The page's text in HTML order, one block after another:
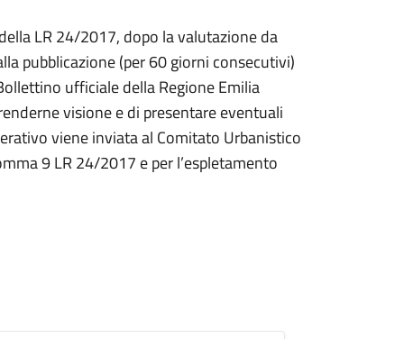
LR 24/2017, dopo la valutazione da
pubblicazione (per 60 giorni consecutivi)
ufficiale della Regione Emilia
visione e di presentare eventuali
viene inviata al Comitato Urbanistico
9 LR 24/2017 e per l’espletamento